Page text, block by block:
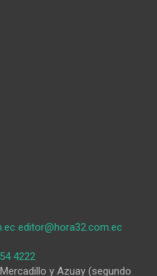
editor@hora32.com.ec
4222
y Azuay (segundo